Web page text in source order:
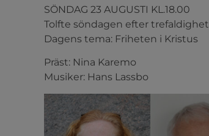
SÖNDAG 23 AUGUSTI KL.18.00
Tolfte söndagen efter trefaldighet
Dagens tema: Friheten i Kristus
Präst: Nina Karemo
Musiker: Hans Lassbo